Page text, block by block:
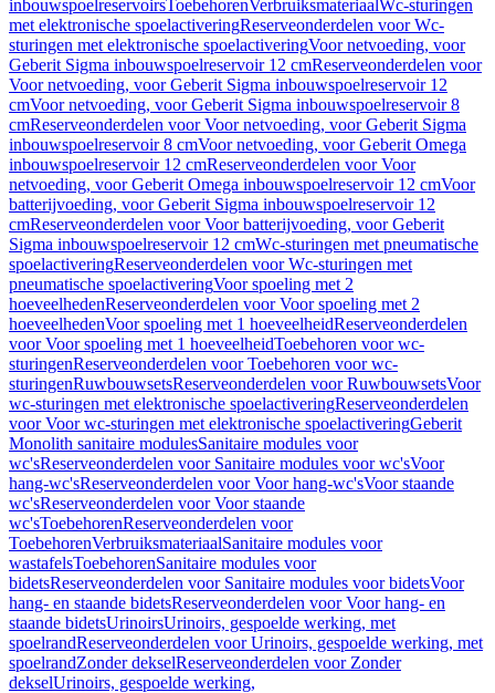
inbouwspoelreservoirsToebehorenVerbruiksmateriaalWc-sturingen
met elektronische spoelactiveringReserveonderdelen voor Wc-
sturingen met elektronische spoelactiveringVoor netvoeding, voor
Geberit Sigma inbouwspoelreservoir 12 cmReserveonderdelen voor
Voor netvoeding, voor Geberit Sigma inbouwspoelreservoir 12
cmVoor netvoeding, voor Geberit Sigma inbouwspoelreservoir 8
cmReserveonderdelen voor Voor netvoeding, voor Geberit Sigma
inbouwspoelreservoir 8 cmVoor netvoeding, voor Geberit Omega
inbouwspoelreservoir 12 cmReserveonderdelen voor Voor
netvoeding, voor Geberit Omega inbouwspoelreservoir 12 cmVoor
batterijvoeding, voor Geberit Sigma inbouwspoelreservoir 12
cmReserveonderdelen voor Voor batterijvoeding, voor Geberit
Sigma inbouwspoelreservoir 12 cmWc-sturingen met pneumatische
spoelactiveringReserveonderdelen voor Wc-sturingen met
pneumatische spoelactiveringVoor spoeling met 2
hoeveelhedenReserveonderdelen voor Voor spoeling met 2
hoeveelhedenVoor spoeling met 1 hoeveelheidReserveonderdelen
voor Voor spoeling met 1 hoeveelheidToebehoren voor wc-
sturingenReserveonderdelen voor Toebehoren voor wc-
sturingenRuwbouwsetsReserveonderdelen voor RuwbouwsetsVoor
wc-sturingen met elektronische spoelactiveringReserveonderdelen
voor Voor wc-sturingen met elektronische spoelactiveringGeberit
Monolith sanitaire modulesSanitaire modules voor
wc'sReserveonderdelen voor Sanitaire modules voor wc'sVoor
hang-wc'sReserveonderdelen voor Voor hang-wc'sVoor staande
wc'sReserveonderdelen voor Voor staande
wc'sToebehorenReserveonderdelen voor
ToebehorenVerbruiksmateriaalSanitaire modules voor
wastafelsToebehorenSanitaire modules voor
bidetsReserveonderdelen voor Sanitaire modules voor bidetsVoor
hang- en staande bidetsReserveonderdelen voor Voor hang- en
staande bidetsUrinoirsUrinoirs, gespoelde werking, met
spoelrandReserveonderdelen voor Urinoirs, gespoelde werking, met
spoelrandZonder dekselReserveonderdelen voor Zonder
dekselUrinoirs, gespoelde werking,